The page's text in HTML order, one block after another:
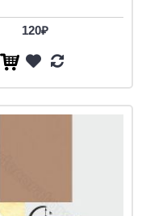
120₽